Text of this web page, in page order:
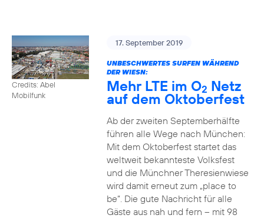
Credits: Abel
Mobilfunk
17. September 2019
UNBESCHWERTES SURFEN WÄHREND
DER WIESN:
Mehr LTE im O2 Netz
auf dem Oktoberfest
Ab der zweiten Septemberhälfte
führen alle Wege nach München:
Mit dem Oktoberfest startet das
weltweit bekannteste Volksfest
und die Münchner Theresienwiese
wird damit erneut zum „place to
be“. Die gute Nachricht für alle
Gäste aus nah und fern – mit 98